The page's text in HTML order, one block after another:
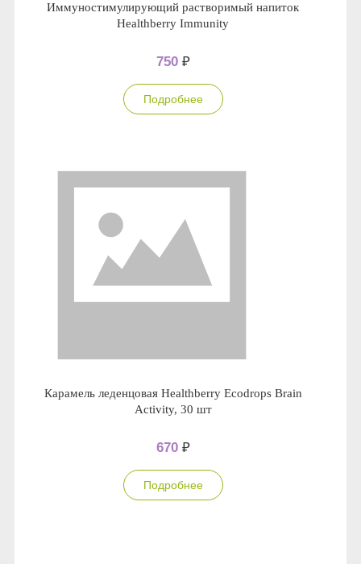
Иммуностимулирующий растворимый напиток
Healthberry Immunity
750 ₽
Подробнее
Карамель леденцовая Healthberry Ecodrops Brain
Activity, 30 шт
670 ₽
Подробнее